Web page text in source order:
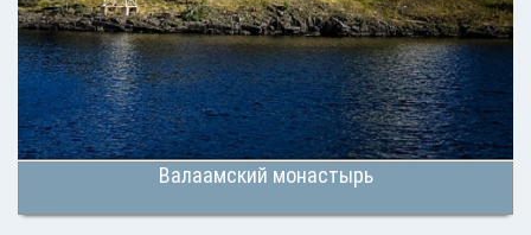
Валаамский монастырь